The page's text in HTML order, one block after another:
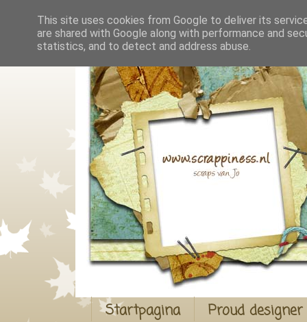
Startpagina Proud
This site uses cookies from Google to deliver its
are shared with Google along with performance and
statistics, and to detect and address abuse.